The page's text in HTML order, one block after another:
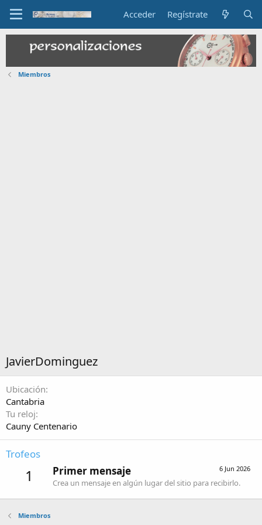
Acceder Regístrate
Miembros
JavierDominguez
Ubicación
Cantabria
Tu reloj
Cauny Centenario
Trofeos
1 6 Jun 2026
Primer mensaje
Crea un mensaje en algún lugar del sitio para recibirlo.
Miembros